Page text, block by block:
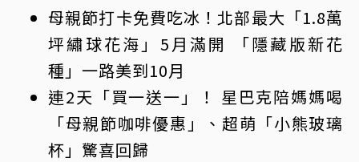
母親節打卡免費吃冰！北部最大「1.8萬
坪繡球花海」5月滿開 「隱藏版新花
種」一路美到10月
連2天「買一送一」！ 星巴克陪媽媽喝
「母親節咖啡優惠」、超萌「小熊玻璃
杯」驚喜回歸